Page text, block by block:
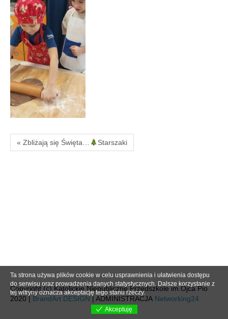
« Zbliżają się Święta… Starszaki
Copyright (c) Katolickie Niepubliczne Przedszkole im.Ojca Pio
2020 | BrandArt DESIGN | ADMINISTRACJA Networking24
Ta strona używa plików cookie w celu usprawnienia i ułatwienia dostępu
do serwisu oraz prowadzenia danych statystycznych. Dalsze korzystanie z
tej witryny oznacza akceptację tego stanu rzeczy.
Akceptuję